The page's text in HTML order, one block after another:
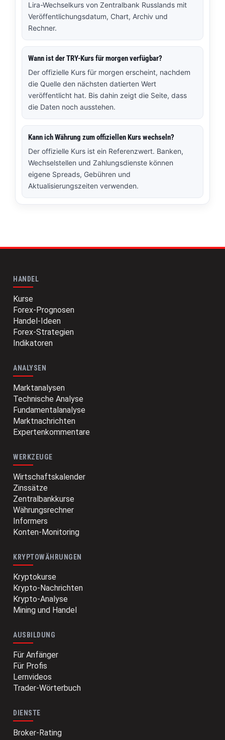
Lira-Wechselkurs von Zentralbank Russlands mit
Veröffentlichungsdatum, Chart, Archiv und
Rechner.
Wann ist der TRY-Kurs für morgen verfügbar?
Der offizielle Kurs für morgen erscheint, nachdem
die Quelle den nächsten datierten Wert
veröffentlicht hat. Bis dahin zeigt die Seite, dass
die Daten noch ausstehen.
Kann ich Währung zum offiziellen Kurs wechseln?
Der offizielle Kurs ist ein Referenzwert. Banken,
Wechselstellen und Zahlungsdienste können
eigene Spreads, Gebühren und
Aktualisierungszeiten verwenden.
HANDEL
Kurse
Forex-Prognosen
Handel-Ideen
Forex-Strategien
Indikatoren
ANALYSEN
Marktanalysen
Technische Analyse
Fundamentalanalyse
Marktnachrichten
Expertenkommentare
WERKZEUGE
Wirtschaftskalender
Zinssätze
Zentralbankkurse
Währungsrechner
Informers
Konten-Monitoring
KRYPTOWÄHRUNGEN
Kryptokurse
Krypto-Nachrichten
Krypto-Analyse
Mining und Handel
AUSBILDUNG
Für Anfänger
Für Profis
Lernvideos
Trader-Wörterbuch
DIENSTE
Broker-Rating